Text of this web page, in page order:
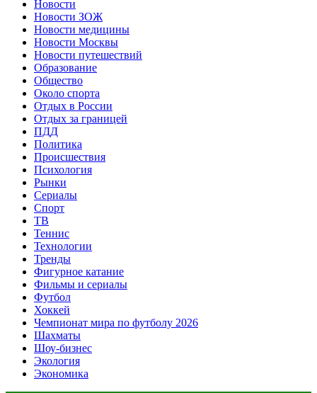
Новости
Новости ЗОЖ
Новости медицины
Новости Москвы
Новости путешествий
Образование
Общество
Около спорта
Отдых в России
Отдых за границей
ПДД
Политика
Происшествия
Психология
Рынки
Сериалы
Спорт
ТВ
Теннис
Технологии
Тренды
Фигурное катание
Фильмы и сериалы
Футбол
Хоккей
Чемпионат мира по футболу 2026
Шахматы
Шоу-бизнес
Экология
Экономика